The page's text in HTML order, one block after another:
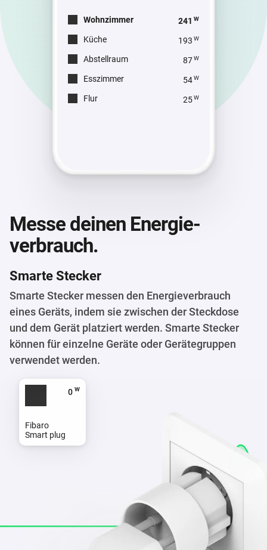
Wohnzimmer 241 W
Küche 193 W
Abstellraum 87 W
Esszimmer 54 W
Flur 25 W
Messe deinen Energie­
verbrauch.
Smarte Stecker
Smarte Stecker messen den Energieverbrauch
eines Geräts, indem sie zwischen der Steckdose
und dem Gerät platziert werden. Smarte Stecker
können für einzelne Geräte oder Gerätegruppen
verwendet werden.
0 w
Fibaro
Smart plug